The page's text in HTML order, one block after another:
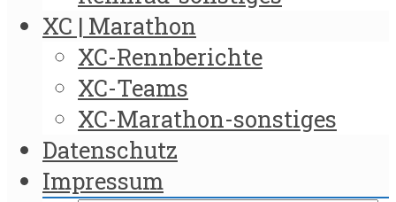
XC | Marathon
XC-Rennberichte
XC-Teams
XC-Marathon-sonstiges
Datenschutz
Impressum